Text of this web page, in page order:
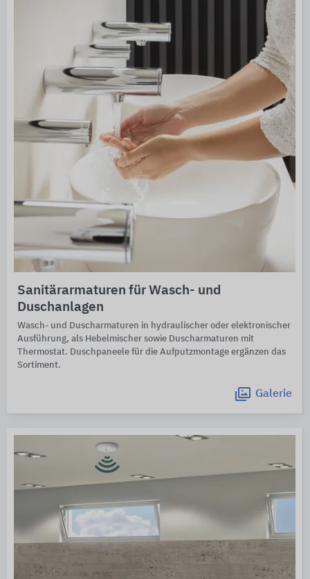
Sanitärarmaturen für Wasch- und
Duschanlagen
Wasch- und Duscharmaturen in hydraulischer oder elektronischer
Ausführung, als Hebelmischer sowie Duscharmaturen mit
Thermostat. Duschpaneele für die Aufputzmontage ergänzen das
Sortiment.
Galerie